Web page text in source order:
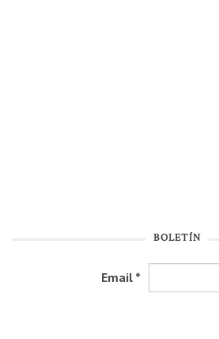
BOLETÍN
Email *